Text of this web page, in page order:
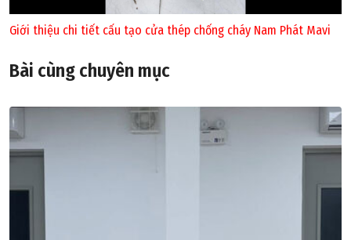
Giới thiệu chi tiết cấu tạo cửa thép chống cháy Nam Phát Mavi
Bài cùng chuyên mục